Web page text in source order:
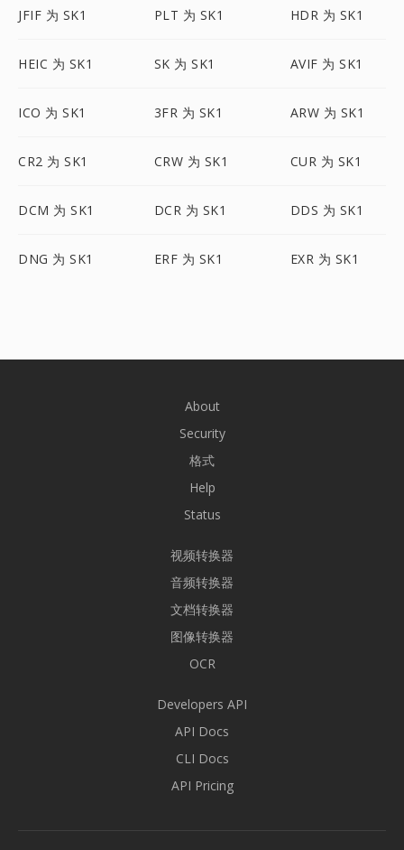
JFIF 为 SK1 PLT 为 SK1 HDR 为 SK1
HEIC 为 SK1 SK 为 SK1 AVIF 为 SK1
ICO 为 SK1 3FR 为 SK1 ARW 为 SK1
CR2 为 SK1 CRW 为 SK1 CUR 为 SK1
DCM 为 SK1 DCR 为 SK1 DDS 为 SK1
DNG 为 SK1 ERF 为 SK1 EXR 为 SK1
About
Security
格式
Help
Status
视频转换器
音频转换器
文档转换器
图像转换器
OCR
Developers API
API Docs
CLI Docs
API Pricing